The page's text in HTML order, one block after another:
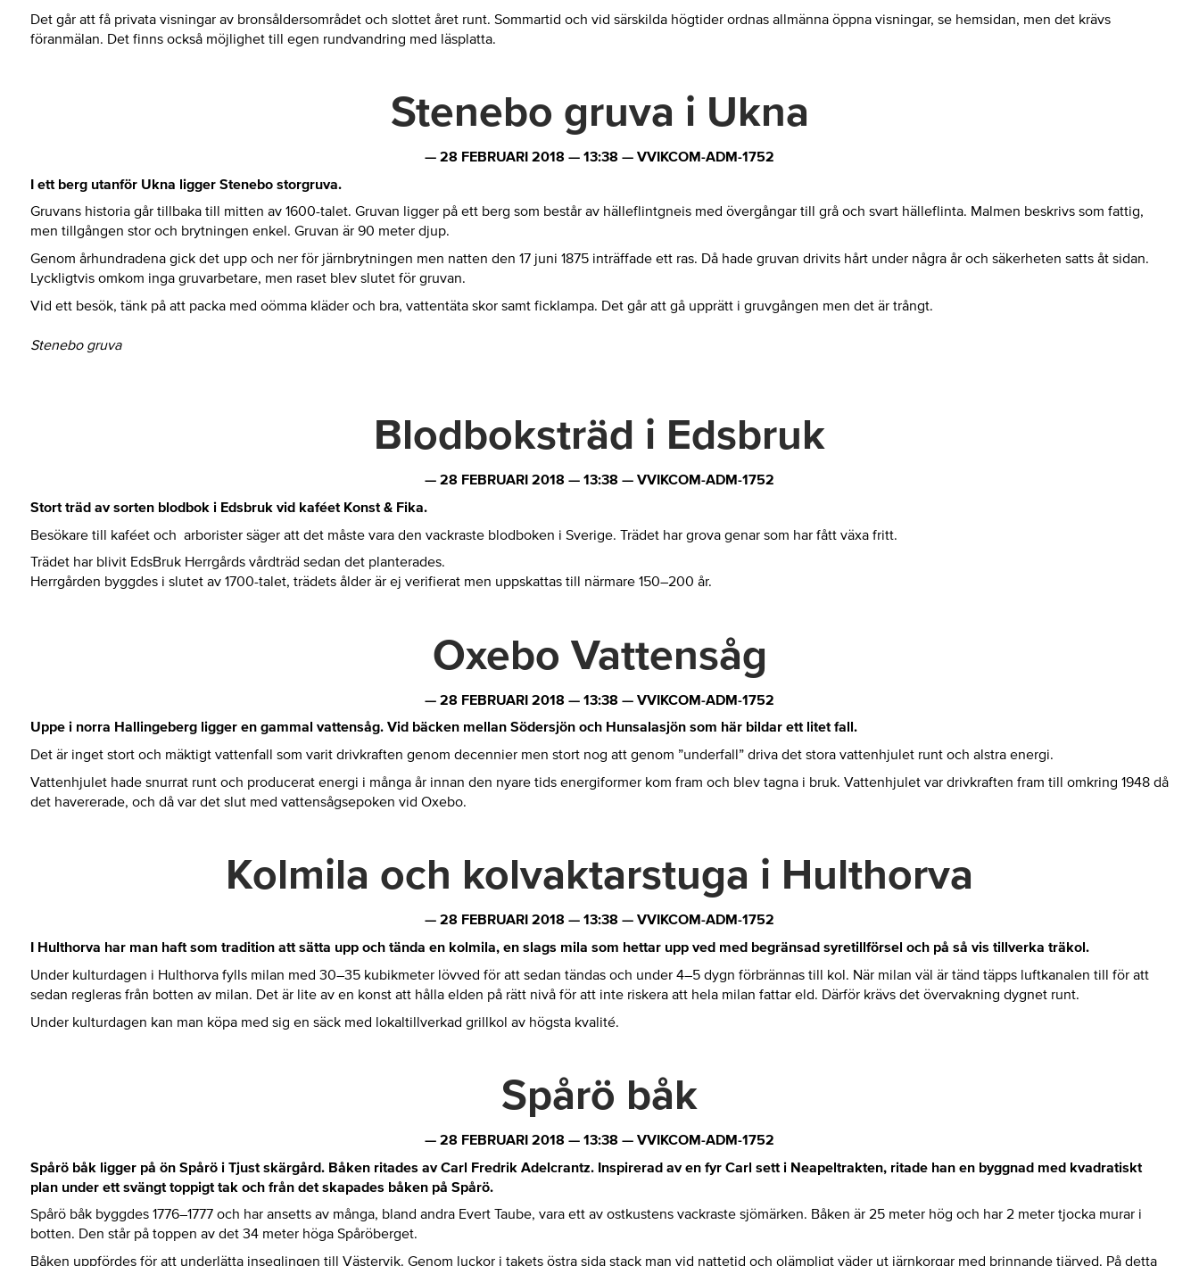
Det går att få privata visningar av bronsåldersområdet och slottet året runt. Sommartid och vid särskilda högtider ordnas allmänna öppna visningar, se hemsidan, men det krävs
föranmälan. Det finns också möjlighet till egen rundvandring med läsplatta.
Stenebo gruva i Ukna
— 28 FEBRUARI 2018 — 13:38 — VVIKCOM-ADM-1752
I ett berg utanför Ukna ligger Stenebo storgruva.
Gruvans historia går tillbaka till mitten av 1600-talet. Gruvan ligger på ett berg som består av hälleflintgneis med övergångar till grå och svart hälleflinta. Malmen beskrivs som fattig,
men tillgången stor och brytningen enkel. Gruvan är 90 meter djup.
Genom århundradena gick det upp och ner för järnbrytningen men natten den 17 juni 1875 inträffade ett ras. Då hade gruvan drivits hårt under några år och säkerheten satts åt sidan.
Lyckligtvis omkom inga gruvarbetare, men raset blev slutet för gruvan.
Vid ett besök, tänk på att packa med oömma kläder och bra, vattentäta skor samt ficklampa. Det går att gå upprätt i gruvgången men det är trångt.
Stenebo gruva
Blodboksträd i Edsbruk
— 28 FEBRUARI 2018 — 13:38 — VVIKCOM-ADM-1752
Stort träd av sorten blodbok i Edsbruk vid kaféet Konst & Fika.
Besökare till kaféet och arborister säger att det måste vara den vackraste blodboken i Sverige. Trädet har grova genar som har fått växa fritt.
Trädet har blivit EdsBruk Herrgårds vårdträd sedan det planterades.
Herrgården byggdes i slutet av 1700-talet, trädets ålder är ej verifierat men uppskattas till närmare 150–200 år.
Oxebo Vattensåg
— 28 FEBRUARI 2018 — 13:38 — VVIKCOM-ADM-1752
Uppe i norra Hallingeberg ligger en gammal vattensåg. Vid bäcken mellan Södersjön och Hunsalasjön som här bildar ett litet fall.
Det är inget stort och mäktigt vattenfall som varit drivkraften genom decennier men stort nog att genom ”underfall” driva det stora vattenhjulet runt och alstra energi.
Vattenhjulet hade snurrat runt och producerat energi i många år innan den nyare tids energiformer kom fram och blev tagna i bruk. Vattenhjulet var drivkraften fram till omkring 1948 då
det havererade, och då var det slut med vattensågsepoken vid Oxebo.
Kolmila och kolvaktarstuga i Hulthorva
— 28 FEBRUARI 2018 — 13:38 — VVIKCOM-ADM-1752
I Hulthorva har man haft som tradition att sätta upp och tända en kolmila, en slags mila som hettar upp ved med begränsad syretillförsel och på så vis tillverka träkol.
Under kulturdagen i Hulthorva fylls milan med 30–35 kubikmeter lövved för att sedan tändas och under 4–5 dygn förbrännas till kol. När milan väl är tänd täpps luftkanalen till för att
sedan regleras från botten av milan. Det är lite av en konst att hålla elden på rätt nivå för att inte riskera att hela milan fattar eld. Därför krävs det övervakning dygnet runt.
Under kulturdagen kan man köpa med sig en säck med lokaltillverkad grillkol av högsta kvalité.
Spårö båk
— 28 FEBRUARI 2018 — 13:38 — VVIKCOM-ADM-1752
Spårö båk ligger på ön Spårö i Tjust skärgård. Båken ritades av Carl Fredrik Adelcrantz. Inspirerad av en fyr Carl sett i Neapeltrakten, ritade han en byggnad med kvadratiskt
plan under ett svängt toppigt tak och från det skapades båken på Spårö.
Spårö båk byggdes 1776–1777 och har ansetts av många, bland andra Evert Taube, vara ett av ostkustens vackraste sjömärken. Båken är 25 meter hög och har 2 meter tjocka murar i
botten. Den står på toppen av det 34 meter höga Spåröberget.
Båken uppfördes för att underlätta inseglingen till Västervik. Genom luckor i takets östra sida stack man vid nattetid och olämpligt väder ut järnkorgar med brinnande tjärved. På detta